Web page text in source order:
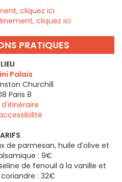
cliquez ici
cliquez ici
PRATIQUES
LIEU
Palais
Churchill
Paris 8
parmesan, huile d’olive et
: 9€
de fenouil à la vanille et
: 32€